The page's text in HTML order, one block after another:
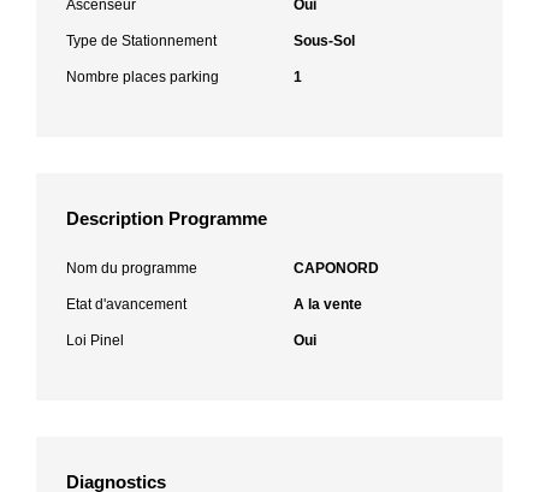
Ascenseur Oui
Type de Stationnement Sous-Sol
Nombre places parking 1
Description Programme
Nom du programme CAPONORD
Etat d'avancement A la vente
Loi Pinel Oui
Diagnostics